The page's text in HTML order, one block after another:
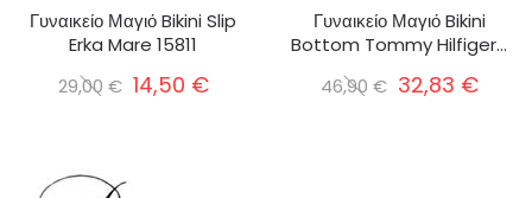
Γυναικείο Μαγιό Bikini Slip
Erka Mare 15811
29,00 € 14,50 €
Γυναικείο Μαγιό Bikini
Bottom Tommy Hilfiger...
46,90 € 32,83 €